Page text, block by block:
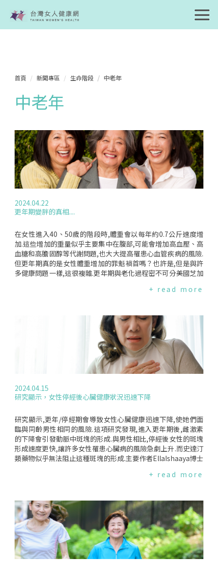
首頁 新聞專區 生命階段 中老年
中老年
2024.04.22
更年期變胖的真相....
在女性進入40、50歲的階段時,體重會以每年約0.7公斤速度增
加.這些增加的重量似乎主要集中在腹部,可能會增加高血壓、高
血糖和高膽固醇等代謝問題,也大大提高罹患心血管疾病的風險.
但更年期真的是女性體重增加的罪魁禍首嗎？也許是,但是與許
多健康問題一樣,這很複雜.更年期與老化過程密不可分美國芝加
論更年期的體重增加很難排除和老化有關,尤其是因為年紀漸長,
增長新陳代謝會變慢.2021年一項研究發現,在20歲到60歲之間,
新陳代謝保持相當穩定,但隨後開始下降.但這絕不是令人絕望的
情況,Christmas博士說:"體重增加不會發生在每個人身上,那些
非常活躍、非常注意運動、非常有意識地選擇營養食物的人,可
能只有很小的變化."那麼,我們可以做些什麼來減緩中年發胖？C
hristmas博士給出了五項建議.1.你的身體你的聖殿你要像對待
何消耗卡路里.如果食物可以在自動販賣機中保存多年仍被認為
是新鮮的,就不要食用.不要吃太多肉、吃真正的食物,也不要吃
含有鈉、糖和反式脂肪的高度加工食品,這是能給自己的最好禮
物.2.讓運動融入生活在中高齡階段,"用進廢退"這句至理名言再
正確不過了.運動除了能保持健康體重,更能對抗隨年齡增長而帶
來的肌肉流失.專家建議每週有兩天的肌肉強化訓練以及150分
鐘中等強度的體力活動.Christmas博士說,她經常被問到最好的
如:走路、瑜珈、騎自行車、健行、網球、游泳、階梯有氧、爵
除了給予多餘的熱量還可能干擾睡眠、加重或誘發抑鬱症狀,並
經常降低人們的自制力.大多數人在飲酒時往往會吃更多東西,而
且通常不是更多的蔬菜.4.聽從睡眠之神的召喚研究顯示,睡眠不
足與體重增加有關.睡眠不足的人通常會吃更多的零食,並放縱自
己去吃應該避免的高熱量食物.5.照顧自己愛自己！更年期是生
命的自然過程,雖然可能伴隨著體重增加等令人困擾的變化,但不
+ read more
2024.04.15
研究顯示，女性停經後心臟健康狀況迅速下降
研究顯示,更年/停經期會導致女性心臟健康迅速下降,使她們面
臨與同齡男性相同的風險.這項研究發現,進入更年期後,雌激素
的下降會引發動脈中斑塊的形成.與男性相比,停經後女性的斑塊
形成速度更快,讓許多女性罹患心臟病的風險急劇上升.而史達汀
類藥物似乎無法阻止這種斑塊的形成.主要作者EllaIshaaya博士
會影響你的身體儲存脂肪的方式、儲存脂肪的位置以及處理脂
重要性,以及採取不同治療方法的必要性.心臟病傳統上被認為是
男性疾病,儘管在台灣女性死於心臟病的可能性是婦癌的三倍.男
女冠狀動脈鈣化情況比較研究人員對579名已服用史達汀類藥物
以幫助控制膽固醇的停經後女性進行了研究.他們接受了冠狀動
脈鈣化掃描(CAC),以測量心臟動脈中脂肪、鈣和其他與心臟病
相關物質的堆積情況.兩次掃描相隔一年,CAC指數越高,心臟病發
+ read more